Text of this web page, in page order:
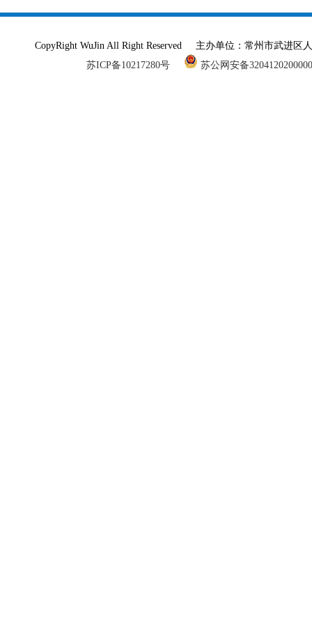
CopyRight WuJin All Right Reserved 主办单位：常州市武进
苏ICP备10217280号
苏公网安备